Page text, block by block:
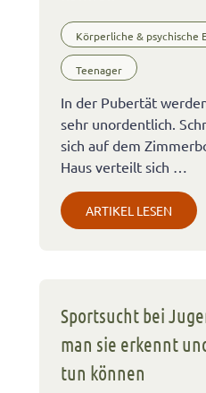
Körperliche & psychische
Teenager
In der Pubertät
sehr unordentlich.
sich auf dem
Haus verteilt sich …
ARTIKEL LESEN
Sportsucht bei
man sie erkennt
tun können